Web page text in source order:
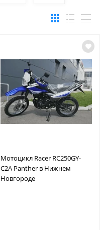
Мотоцикл Racer RC250GY-
C2A Panther в Нижнем
Новгороде